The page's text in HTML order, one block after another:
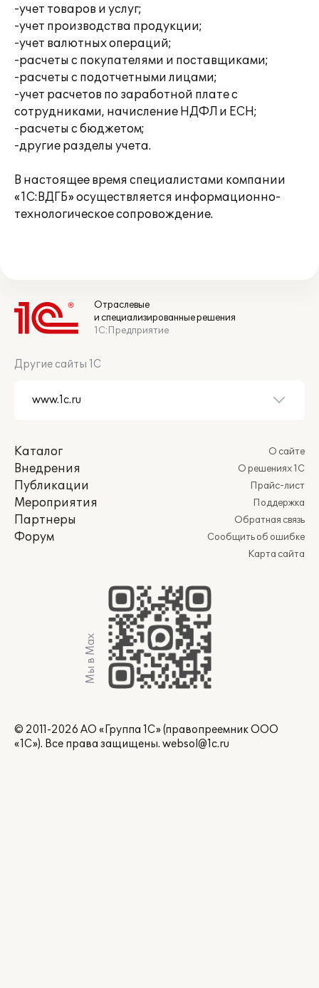
-учет товаров и услуг;
-учет производства продукции;
-учет валютных операций;
-расчеты с покупателями и поставщиками;
-расчеты с подотчетными лицами;
-учет расчетов по заработной плате с
сотрудниками, начисление НДФЛ и ЕСН;
-расчеты с бюджетом;
-другие разделы учета.
В настоящее время специалистами компании
«1С:ВДГБ» осуществляется информационно-
технологическое сопровождение.
Отраслевые
и специализированные решения
1С:Предприятие
Другие сайты 1С
Каталог
Внедрения
Публикации
Мероприятия
Партнеры
Форум
О сайте
О решениях 1С
Прайс-лист
Поддержка
Обратная связь
Сообщить об ошибке
Карта сайта
Мы в Max
© 2011-2026 АО «Группа 1С» (правопреемник ООО
«1С»). Все права защищены. websol@1c.ru